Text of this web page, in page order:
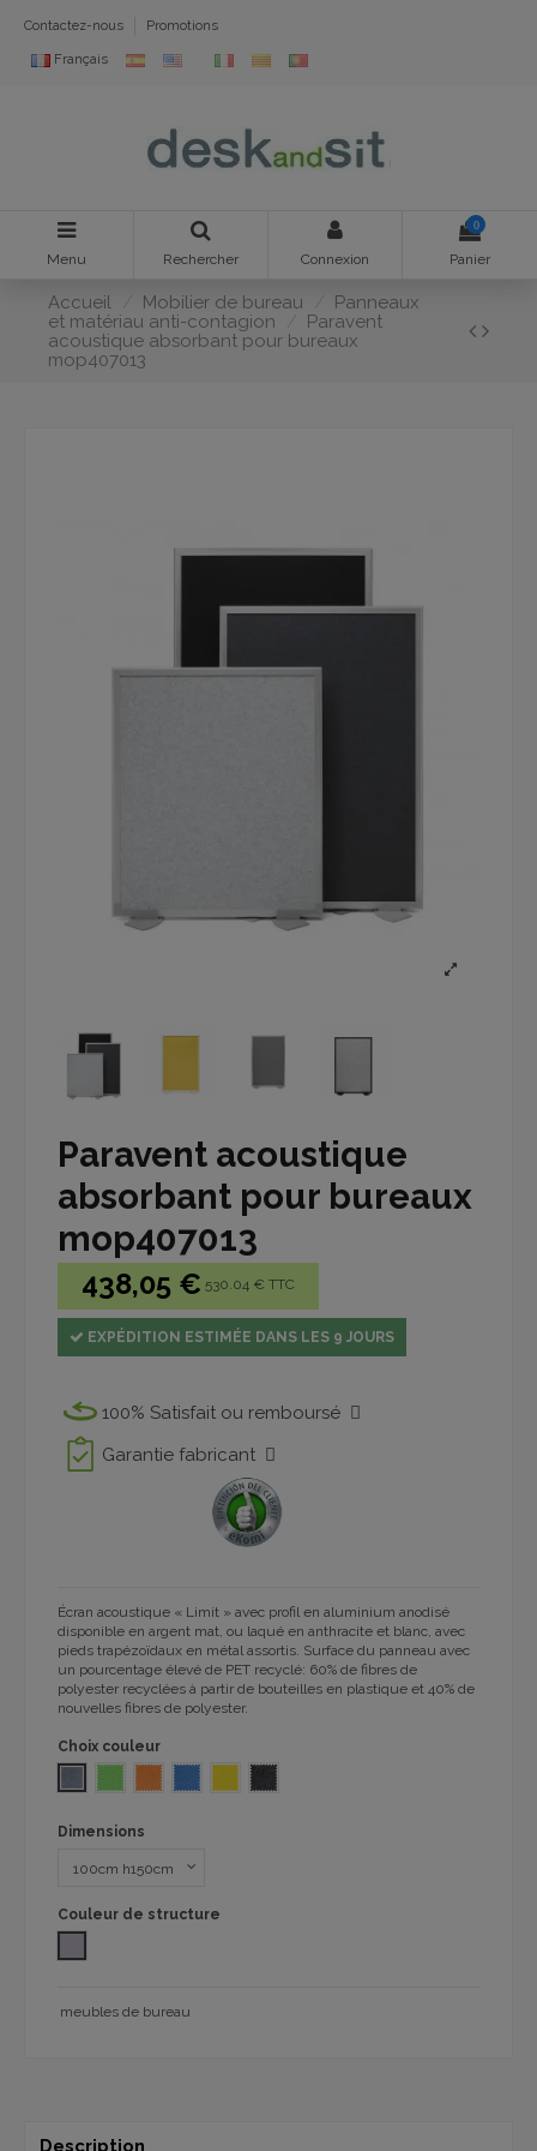
Contactez-nous Promotions
Français
Menu Rechercher Connexion
0
Panier
Accueil Mobilier de bureau
Panneaux
et matériau anti-contagion
Paravent
acoustique absorbant pour bureaux
mop407013
Paravent acoustique
absorbant pour bureaux
mop407013
438,05 € 530.04 € TTC
EXPÉDITION ESTIMÉE DANS LES 9 JOURS
100% Satisfait ou remboursé
Garantie fabricant
Écran acoustique « Limit » avec profil en aluminium anodisé
disponible en argent mat, ou laqué en anthracite et blanc, avec
pieds trapézoïdaux en métal assortis. Surface du panneau avec
un pourcentage élevé de PET recyclé: 60% de fibres de
polyester recyclées à partir de bouteilles en plastique et 40% de
nouvelles fibres de polyester.
Choix couleur
GREY FONOABSORBENTE 407
GREEN FONOABSORBENTE 407
ORANGE FONOABSORBENTE 407
BLUE FONOABSORBENTE 407
YELLOW FONOABSORBENTE 407
BLACK FONOABSORBENTE 407
Dimensions
Couleur de structure
meubles de bureau
Description